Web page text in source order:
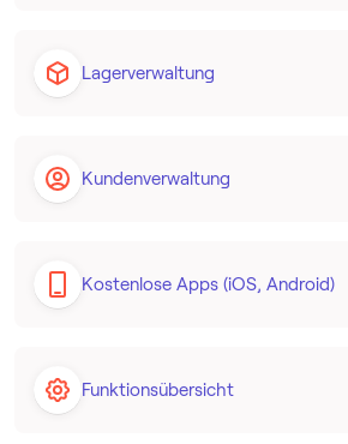
Lagerverwaltung
Kundenverwaltung
Kostenlose Apps (iOS, Android)
Funktionsübersicht